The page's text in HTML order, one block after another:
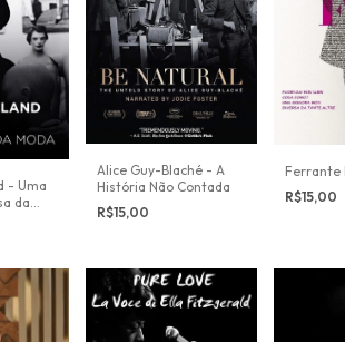
- Uma
da
Alice Guy-Blaché - A
História Não Contada
R$15,00
Ferrante
R$15,00